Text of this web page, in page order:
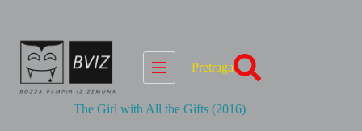
Pretraga
The Girl with All the Gifts (2016)